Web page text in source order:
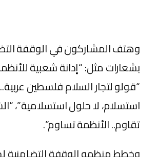
وهتف المشاركون في الوقفة
بشعارات مثل: “إدانة شعبية
“قولو لتجار السلام فلسطين
استسلام، لا حلول استسلامية”،
تقاوم.. الأنظمة تساوم”.